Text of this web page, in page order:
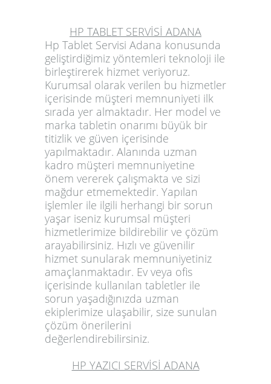
HP TABLET SERVİSİ ADANA
Hp Tablet Servisi Adana konusunda
geliştirdiğimiz yöntemleri teknoloji ile
birleştirerek hizmet veriyoruz.
Kurumsal olarak verilen bu hizmetler
içerisinde müşteri memnuniyeti ilk
sırada yer almaktadır. Her model ve
marka tabletin onarımı büyük bir
titizlik ve güven içerisinde
yapılmaktadır. Alanında uzman
kadro müşteri memnuniyetine
önem vererek çalışmakta ve sizi
mağdur etmemektedir. Yapılan
işlemler ile ilgili herhangi bir sorun
yaşar iseniz kurumsal müşteri
hizmetlerimize bildirebilir ve çözüm
arayabilirsiniz. Hızlı ve güvenilir
hizmet sunularak memnuniyetiniz
amaçlanmaktadır. Ev veya ofis
içerisinde kullanılan tabletler ile
sorun yaşadığınızda uzman
ekiplerimize ulaşabilir, size sunulan
çözüm önerilerini
değerlendirebilirsiniz.
HP YAZICI SERVİSİ ADANA